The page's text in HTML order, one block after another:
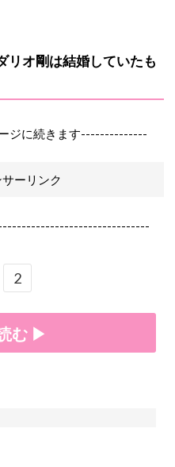
リオ剛は結婚していたも
ジに続きます--------------
ーリンク
2
む ▶